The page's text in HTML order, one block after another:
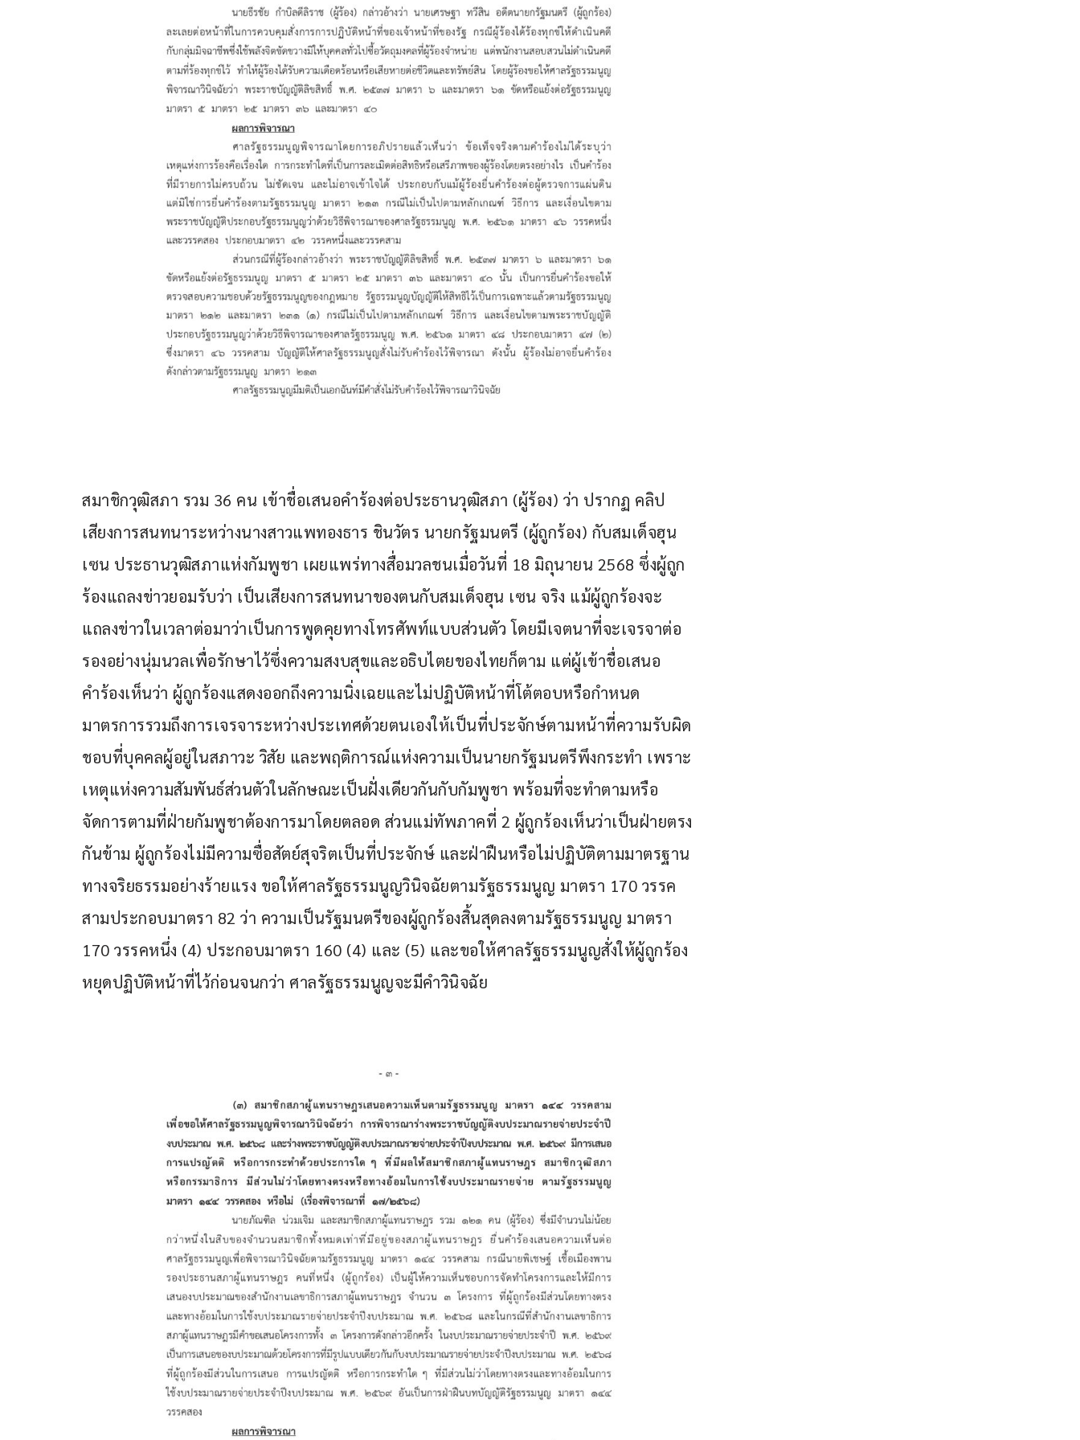
สมาชิกวุฒิสภา รวม 36 คน เข้าชื่อเสนอคำร้องต่อประธานวุฒิสภา (ผู้ร้อง) ว่า ปรากฏ คลิป
เสียงการสนทนาระหว่างนางสาวแพทองธาร ชินวัตร นายกรัฐมนตรี (ผู้ถูกร้อง) กับสมเด็จฮุน
เซน ประธานวุฒิสภาแห่งกัมพูชา เผยแพร่ทางสื่อมวลชนเมื่อวันที่ 18 มิถุนายน 2568 ซึ่งผู้ถูก
ร้องแถลงข่าวยอมรับว่า เป็นเสียงการสนทนาของตนกับสมเด็จฮุน เซน จริง แม้ผู้ถูกร้องจะ
แถลงข่าวในเวลาต่อมาว่าเป็นการพูดคุยทางโทรศัพท์แบบส่วนตัว โดยมีเจตนาที่จะเจรจาต่อ
รองอย่างนุ่มนวลเพื่อรักษาไว้ซึ่งความสงบสุขและอธิบไตยของไทยก็ตาม แต่ผู้เข้าชื่อเสนอ
คำร้องเห็นว่า ผู้ถูกร้องแสดงออกถึงความนิ่งเฉยและไม่ปฏิบัติหน้าที่โต้ตอบหรือกำหนด
มาตรการรวมถึงการเจรจาระหว่างประเทศด้วยตนเองให้เป็นที่ประจักษ์ตามหน้าที่ความรับผิด
ชอบที่บุคคลผู้อยู่ในสภาวะ วิสัย และพฤติการณ์แห่งความเป็นนายกรัฐมนตรีพึงกระทำ เพราะ
เหตุแห่งความสัมพันธ์ส่วนตัวในลักษณะเป็นฝั่งเดียวกันกับกัมพูชา พร้อมที่จะทำตามหรือ
จัดการตามที่ฝ่ายกัมพูชาต้องการมาโดยตลอด ส่วนแม่ทัพภาคที่ 2 ผู้ถูกร้องเห็นว่าเป็นฝ่ายตรง
กันข้าม ผู้ถูกร้องไม่มีความซื่อสัตย์สุจริตเป็นที่ประจักษ์ และฝ่าฝืนหรือไม่ปฏิบัติตามมาตรฐาน
ทางจริยธรรมอย่างร้ายแรง ขอให้ศาลรัฐธรรมนูญวินิจฉัยตามรัฐธรรมนูญ มาตรา 170 วรรค
สามประกอบมาตรา 82 ว่า ความเป็นรัฐมนตรีของผู้ถูกร้องสิ้นสุดลงตามรัฐธรรมนูญ มาตรา
170 วรรคหนึ่ง (4) ประกอบมาตรา 160 (4) และ (5) และขอให้ศาลรัฐธรรมนูญสั่งให้ผู้ถูกร้อง
หยุดปฏิบัติหน้าที่ไว้ก่อนจนกว่า ศาลรัฐธรรมนูญจะมีคำวินิจฉัย